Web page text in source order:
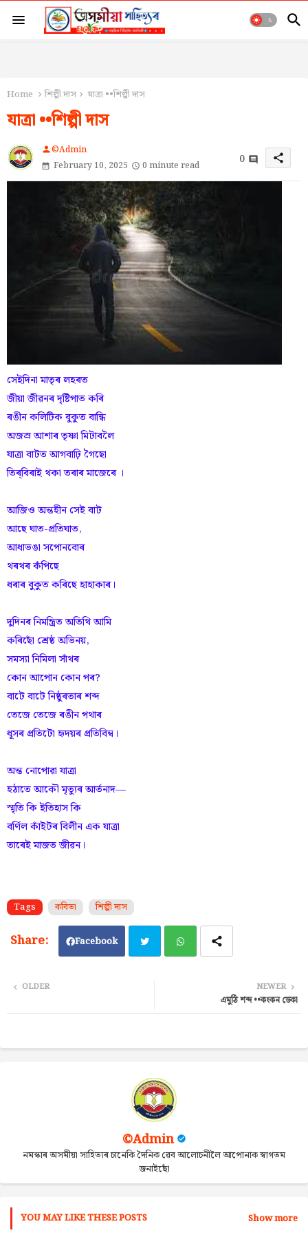
Home শিল্পী দাস যাত্ৰা ••শিল্পী দাস
যাত্ৰা ••শিল্পী দাস
person©Admin
February 10, 2025
0 minute read 0 share
সেইদিনা মাতৃৰ লহৰত
জীয়া জীৱনৰ দৃষ্টিপাত কৰি
ৰঙীন কলিটিক বুকুত বান্ধি
অজস্ৰ আশাৰ তৃষ্ণা মিটাবলৈ
যাত্ৰা বাটত আগবাঢ়ি গৈছো
তিৰ্‌বিৰাই থকা তৰাৰ মাজেৰে ।
আজিও অন্তহীন সেই বাট
আছে ঘাত-প্ৰতিঘাত,
আধাভঙা সপোনবোৰ
থৰথৰ কঁপিছে
ধৰাৰ বুকুত কৰিছে হাহাকাৰ।
দুদিনৰ নিমন্ত্ৰিত অতিথি আমি
কৰিছোঁ শ্ৰেষ্ঠ অভিনয়,
সমস্যা নিমিলা সাঁথৰ
কোন আপোন কোন পৰ?
বাটে বাটে নিষ্ঠুৰতাৰ শব্দ
তেজে তেজে ৰঙীন পথাৰ
ধূসৰ প্ৰতিটো হৃদয়ৰ প্ৰতিবিম্ব।
অন্ত নোপোৱা যাত্ৰা
হঠাতে আকৌ মৃত্যুৰ আৰ্তনাদ—
স্মৃতি কি ইতিহাস কি
বৰ্ণিল কাঁইটৰ বিলীন এক যাত্ৰা
তাৰেই মাজত জীৱন।
Tags কবিতা শিল্পী দাস
Facebook
NEWER
এমুঠি শব্দ ••কংকন ডেকা
OLDER
©Admin
নমস্কাৰ অসমীয়া সাহিত্যৰ চানেকি দৈনিক ৱেব আলোচনীলৈ আপোনাক স্বাগতম
জনাইছোঁ
YOU MAY LIKE THESE POSTS Show more